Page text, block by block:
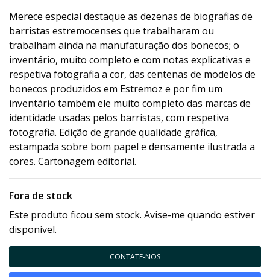
Merece especial destaque as dezenas de biografias de
barristas estremocenses que trabalharam ou
trabalham ainda na manufaturação dos bonecos; o
inventário, muito completo e com notas explicativas e
respetiva fotografia a cor, das centenas de modelos de
bonecos produzidos em Estremoz e por fim um
inventário também ele muito completo das marcas de
identidade usadas pelos barristas, com respetiva
fotografia. Edição de grande qualidade gráfica,
estampada sobre bom papel e densamente ilustrada a
cores. Cartonagem editorial.
Fora de stock
Este produto ficou sem stock. Avise-me quando estiver
disponível.
CONTATE-NOS